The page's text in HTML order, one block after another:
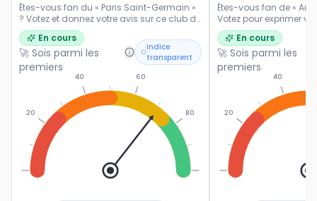
Êtes-vous fan du « Paris Saint-Germain »
? Votez et donnez votre avis sur ce club de
Ligue 1.
En cours
🚀 Sois parmi les
premiers
Indice
transparent
20
40 60
80
Êtes-vous fan de «
Votez pour exprimer
popularité du
français.En cours
🚀 Sois parmi les
premiers
20
40